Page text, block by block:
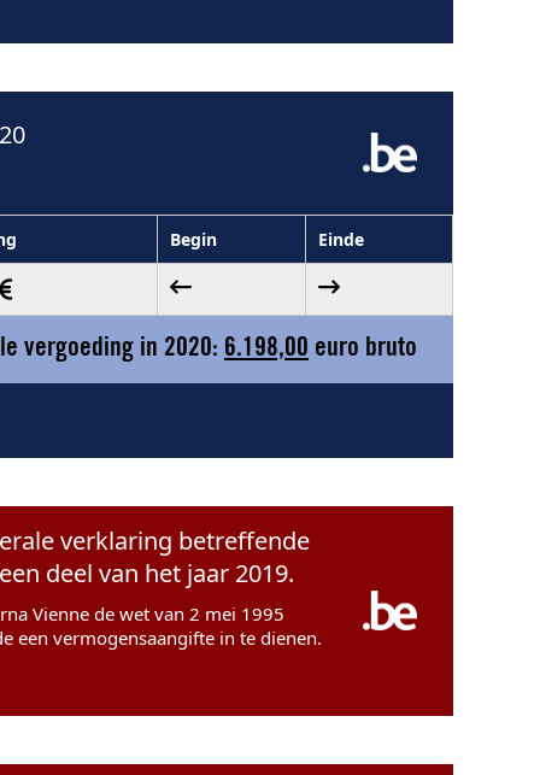
Begin Einde
vergoeding in 2020: 6.198,00 euro bruto
verklaring betreffende
deel van het jaar 2019.
Vienne de wet van 2 mei 1995
een vermogensaangifte in te dienen.